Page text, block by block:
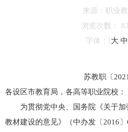
来源： 职业
浏览次数：
字体： [大 中
苏教职〔
各设区市教育局，各高等职业院校：
为贯彻党中央、国务院《关于
教材建设的意见》（中办发〔2016